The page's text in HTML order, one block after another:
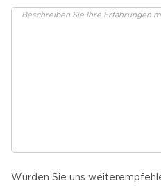
Würden Sie uns